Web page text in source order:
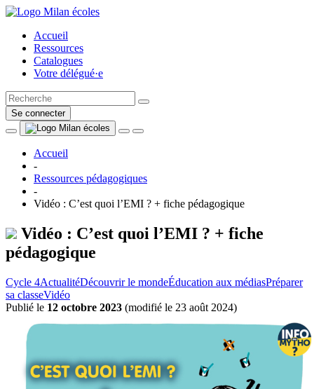
Accueil
Ressources
Catalogues
Votre délégué·e
Se connecter
Accueil
-
Ressources pédagogiques
-
Vidéo : C’est quoi l’EMI ? + fiche pédagogique
Vidéo : C’est quoi l’EMI ? + fiche
pédagogique
Cycle 4ActualitéDécouvrir le mondeÉducation aux médiasPréparer
sa classeVidéo
Publié le 12 octobre 2023 (modifié le 23 août 2024)